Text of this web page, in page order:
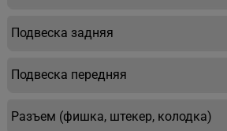
Подвеска задняя
Подвеска передняя
Разъем (фишка, штекер, колодка)